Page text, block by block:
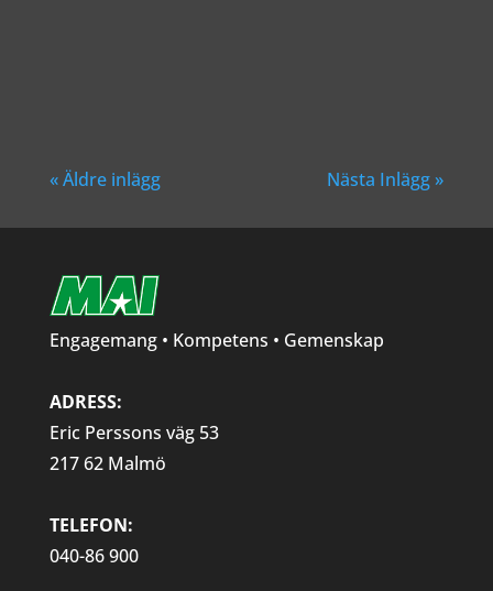
« Äldre inlägg Nästa Inlägg »
Engagemang • Kompetens • Gemenskap
ADRESS:
Eric Perssons väg 53
217 62 Malmö
TELEFON:
040-86 900